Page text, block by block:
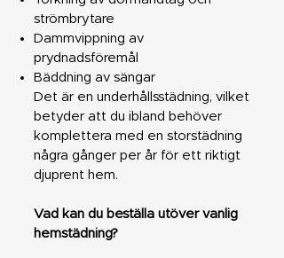
strömbrytare
Dammvippning av
prydnadsföremål
Bäddning av sängar
Det är en underhållsstädning, vilket
betyder att du ibland behöver
komplettera med en storstädning
några gånger per år för ett riktigt
djuprent hem.
Vad kan du beställa utöver vanlig
hemstädning?